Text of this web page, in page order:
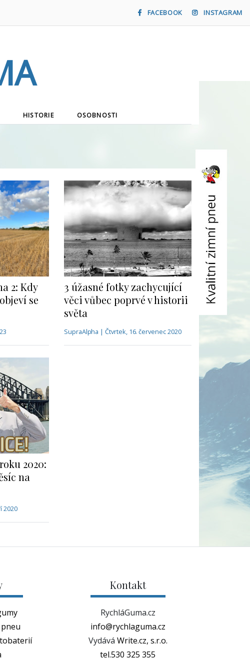
FACEBOOK INSTAGRAM
HISTORIE OSOBNOSTI
2: Kdy
se
3 úžasné fotky zachycující
věci vůbec poprvé v historii
světa
SupraAlpha | Čtvrtek, 16. červenec 2020
2020:
na
2020
Kontakt
RychláGuma.cz
info@rychlaguma.cz
Vydává Write.cz, s.r.o.
tel.530 325 355